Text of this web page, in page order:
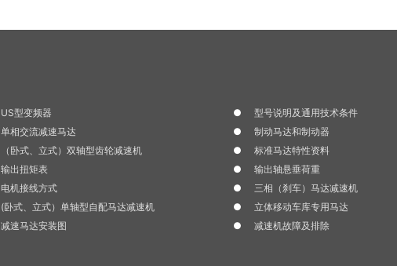
US型变频器
型号说明及通用技术条件
单相交流减速马达
制动马达和制动器
（卧式、立式）双轴型齿轮减速机
标准马达特性资料
输出扭矩表
输出轴悬垂荷重
电机接线方式
三相（刹车）马达减速机
(卧式、立式）单轴型自配马达减速机
立体移动车库专用马达
减速马达安装图
减速机故障及排除